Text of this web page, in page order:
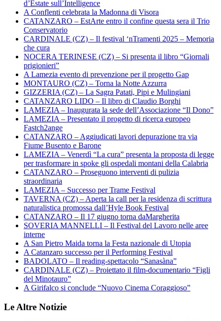
d’Estate sull’Intelligence
A Conflenti celebrata la Madonna di Visora
CATANZARO – EstArte entro il confine questa sera il Trio
Conservatorio
CARDINALE (CZ) – Il festival ‘nTramenti 2025 – Memoria
che cura
NOCERA TERINESE (CZ) – Si presenta il libro “Giornali
prigionieri”
A Lamezia evento di prevenzione per il progetto Gap
MONTAURO (CZ) – Torna la Notte Azzurra
GIZZERIA (CZ) – La Sagra Patati, Pipi e Mulingiani
CATANZARO LIDO – Il libro di Claudio Borghi
LAMEZIA – Inaugurata la sede dell’Associazione “Il Dono”
LAMEZIA – Presentato il progetto di ricerca europeo
Fastch2ange
CATANZARO – Aggiudicati lavori depurazione tra via
Fiume Busento e Barone
LAMEZIA – Venerdì “La cura” presenta la proposta di legge
per trasformare in spoke gli ospedali montani della Calabria
CATANZARO – Proseguono interventi di pulizia
straordinaria
LAMEZIA – Successo per Trame Festival
TAVERNA (CZ) – Aperta la call per la residenza di scrittura
naturalistica promossa dall’Hyle Book Festival
CATANZARO – Il 17 giugno torna daMargherita
SOVERIA MANNELLI – Il Festival del Lavoro nelle aree
interne
A San Pietro Maida torna la Festa nazionale di Utopia
A Catanzaro successo per il Performing Festival
BADOLATO – Il reading-spettacolo “Sanasàna”
CARDINALE (CZ) – Proiettato il film-documentario “Figli
del Minotauro”
A Girifalco si conclude “Nuovo Cinema Coraggioso”
Le Altre Notizie